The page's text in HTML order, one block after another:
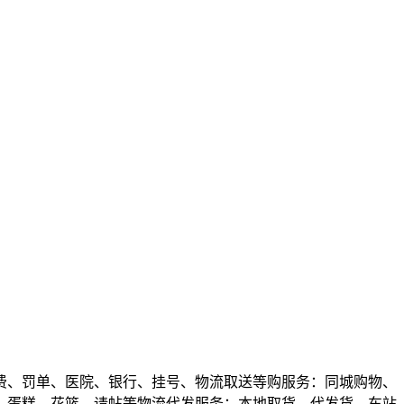
罚单、医院、银行、挂号、物流取送等购服务：同城购物、